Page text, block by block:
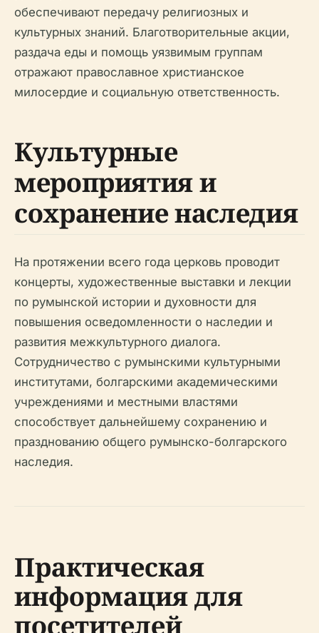
обеспечивают передачу религиозных и
культурных знаний. Благотворительные акции,
раздача еды и помощь уязвимым группам
отражают православное христианское
милосердие и социальную ответственность.
Культурные
мероприятия и
сохранение наследия
На протяжении всего года церковь проводит
концерты, художественные выставки и лекции
по румынской истории и духовности для
повышения осведомленности о наследии и
развития межкультурного диалога.
Сотрудничество с румынскими культурными
институтами, болгарскими академическими
учреждениями и местными властями
способствует дальнейшему сохранению и
празднованию общего румынско-болгарского
наследия.
Практическая
информация для
посетителей